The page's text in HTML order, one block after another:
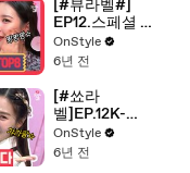
어 쿠션 팩트
는?
[#뷰라벨#]
EP12.스페셜 ?
칭찬 감옥에 가
두고픈 믿.보.
쿠션팩트
TOP8
OnStyle
6년 전
[#쑈라
벨]EP.12K-
POP뷰티,K-먹
방,K-쑈라벨?
OnStyle
6년 전